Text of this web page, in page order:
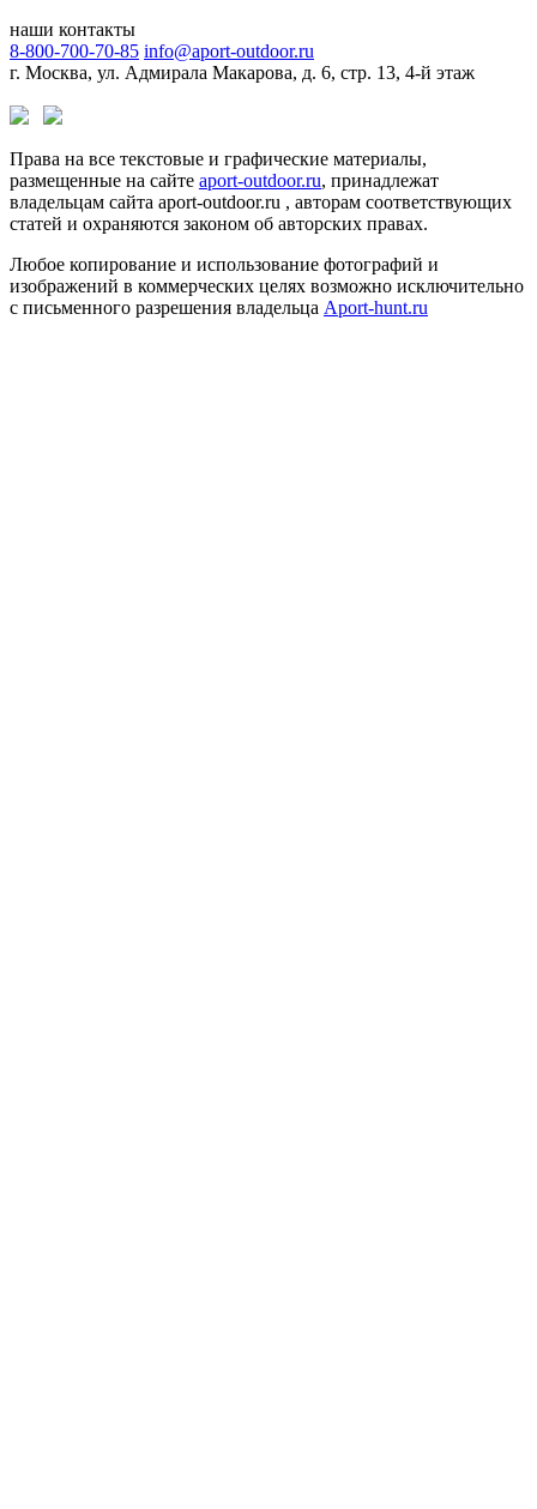
наши контакты
8-800-700-70-85 info@aport-outdoor.ru
г. Москва, ул. Адмирала Макарова, д. 6, стр. 13, 4-й этаж
Права на все текстовые и графические материалы,
размещенные на сайте aport-outdoor.ru, принадлежат
владельцам сайта aport-outdoor.ru , авторам соответствующих
статей и охраняются законом об авторских правах.
Любое копирование и использование фотографий и
изображений в коммерческих целях возможно исключительно
с письменного разрешения владельца Aport-hunt.ru